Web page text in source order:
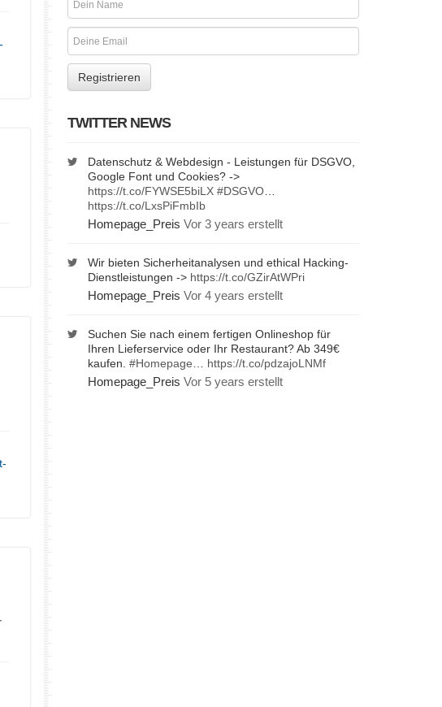
TWITTER NEWS
Datenschutz & Webdesign - Leistungen für DSGVO,
Google Font und Cookies? ->
https://t.co/FYWSE5biLX #DSGVO…
https://t.co/LxsPiFmbIb
Homepage_Preis Vor 3 years erstellt
Wir bieten Sicherheitanalysen und ethical Hacking-
Dienstleistungen -> https://t.co/GZirAtWPri
Homepage_Preis Vor 4 years erstellt
Suchen Sie nach einem fertigen Onlineshop für
Ihren Lieferservice oder Ihr Restaurant? Ab 349€
kaufen. #Homepage https://t.co/pdzajoLNMf
Homepage_Preis Vor 5 years erstellt